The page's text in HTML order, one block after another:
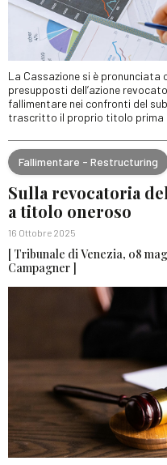
La Cassazione si è
presupposti dell’azione
fallimentare nei confronti del
trascritto il proprio titolo prima
Fallimentare - Restructuring
Sulla revocatoria
a titolo oneroso
16 Ottobre 2025
[ Tribunale di Venezia, 08
Campagner ]